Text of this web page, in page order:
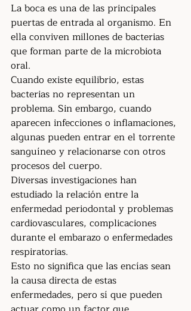
La boca es una de las principales
puertas de entrada al organismo. En
ella conviven millones de bacterias
que forman parte de la microbiota
oral.
Cuando existe equilibrio, estas
bacterias no representan un
problema. Sin embargo, cuando
aparecen infecciones o inflamaciones,
algunas pueden entrar en el torrente
sanguíneo y relacionarse con otros
procesos del cuerpo.
Diversas investigaciones han
estudiado la relación entre la
enfermedad periodontal y problemas
cardiovasculares, complicaciones
durante el embarazo o enfermedades
respiratorias.
Esto no significa que las encías sean
la causa directa de estas
enfermedades, pero sí que pueden